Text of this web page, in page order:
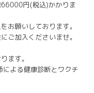
円(税込)かかりま
お願いしております。
ご加入くださいませ。
ます。
よる健康診断とワクチ